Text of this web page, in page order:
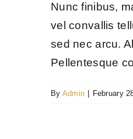
Nunc finibus,
vel convallis
sed nec arcu.
Pellentesque
By Admin February